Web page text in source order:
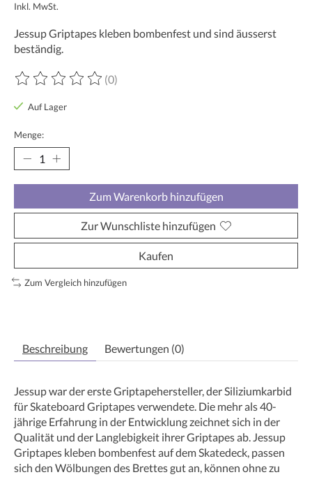
Inkl. MwSt.
Jessup Griptapes kleben bombenfest und sind äusserst
beständig.
Die Bewertung dieses Produkts ist
(0)
Auf Lager
Menge:
Zum Warenkorb hinzufügen
Zur Wunschliste hinzufügen
Kaufen
Zum Vergleich hinzufügen
Beschreibung Bewertungen (0)
Jessup war der erste Griptapehersteller, der Siliziumkarbid
für Skateboard Griptapes verwendete. Die mehr als 40-
jährige Erfahrung in der Entwicklung zeichnet sich in der
Qualität und der Langlebigkeit ihrer Griptapes ab. Jessup
Griptapes kleben bombenfest auf dem Skatedeck, passen
sich den Wölbungen des Brettes gut an, können ohne zu